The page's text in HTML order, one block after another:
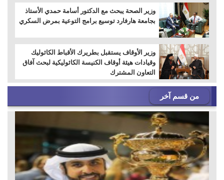
وزير الصحة يبحث مع الدكتور أسامة حمدي الأستاذ
بجامعة هارفارد توسيع برامج التوعية بمرض السكري
وزير الأوقاف يستقبل بطريرك الأقباط الكاثوليك
وقيادات هيئة أوقاف الكنيسة الكاثوليكية لبحث آفاق
التعاون المشترك
من قسم آخر